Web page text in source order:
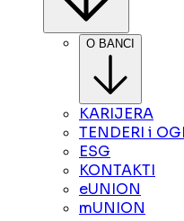
O BANCI
KARIJERA
TENDERI i
ESG
KONTAKTI
eUNION
mUNION